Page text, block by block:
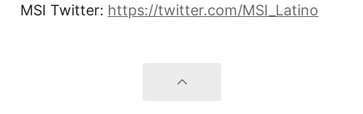
MSI Twitter: https://twitter.com/MSI_Latino